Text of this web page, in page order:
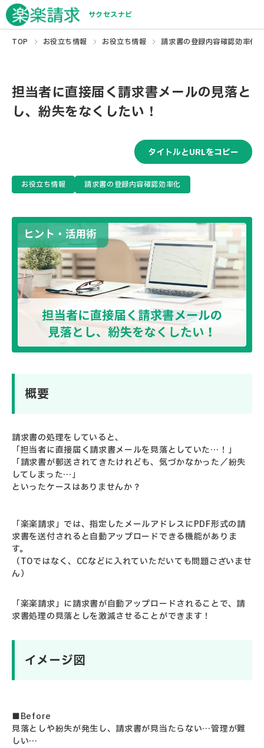
サクセスナビ
TOP お役立ち情報 お役立ち情報 請求書の登録内容確認効率化
担当者に直接届く請求書メールの見落と
し、紛失をなくしたい！
タイトルとURLをコピー
お役立ち情報 請求書の登録内容確認効率化
概要
請求書の処理をしていると、
「担当者に直接届く請求書メールを見落としていた…！」
「請求書が郵送されてきたけれども、気づかなかった／紛失
してしまった…」
といったケースはありませんか？
「楽楽請求」では、指定したメールアドレスにPDF形式の請
求書を送付されると自動アップロードできる機能がありま
す。
（TOではなく、CCなどに入れていただいても問題ございませ
ん）
「楽楽請求」に請求書が自動アップロードされることで、請
求書処理の見落としを激減させることができます！
イメージ図
■Before
見落としや紛失が発生し、請求書が見当たらない…管理が難
しい…